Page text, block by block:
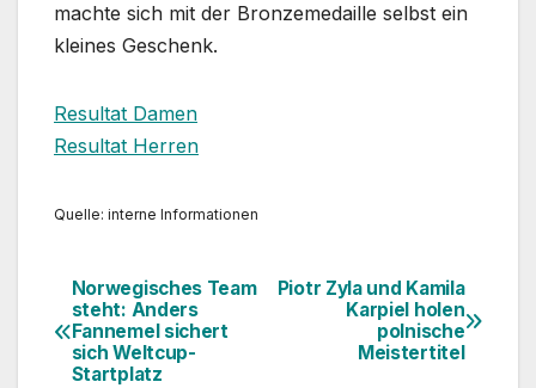
machte sich mit der Bronzemedaille selbst ein
kleines Geschenk.
Resultat Damen
Resultat Herren
Quelle: interne Informationen
Beitragsnavigation
Piotr Zyla und Kamila
Karpiel holen
polnische
Meistertitel
Norwegisches Team
steht: Anders
Fannemel sichert
sich Weltcup-
Startplatz